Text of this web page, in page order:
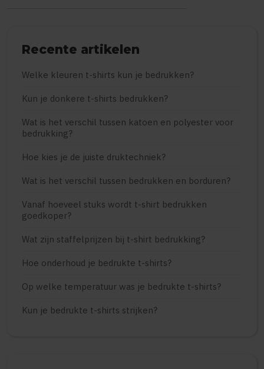
Recente artikelen
Welke kleuren t-shirts kun je bedrukken?
Kun je donkere t-shirts bedrukken?
Wat is het verschil tussen katoen en polyester voor
bedrukking?
Hoe kies je de juiste druktechniek?
Wat is het verschil tussen bedrukken en borduren?
Vanaf hoeveel stuks wordt t-shirt bedrukken
goedkoper?
Wat zijn staffelprijzen bij t-shirt bedrukking?
Hoe onderhoud je bedrukte t-shirts?
Op welke temperatuur was je bedrukte t-shirts?
Kun je bedrukte t-shirts strijken?